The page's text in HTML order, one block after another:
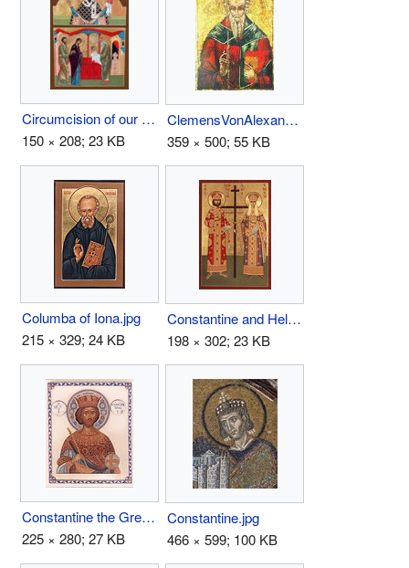
Circumcision of our Lord.jpg
150 × 208; 23 KB
ClemensVonAlexandrien.jpg
359 × 500; 55 KB
Columba of Iona.jpg
215 × 329; 24 KB
Constantine and Helen.jpg
198 × 302; 23 KB
Constantine the Great.jpg
225 × 280; 27 KB
Constantine.jpg
466 × 599; 100 KB